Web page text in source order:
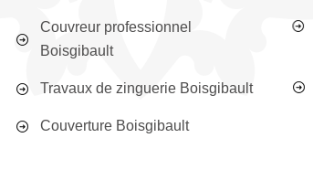
Couvreur professionnel
Boisgibault
Travaux de zinguerie Boisgibault
Couverture Boisgibault